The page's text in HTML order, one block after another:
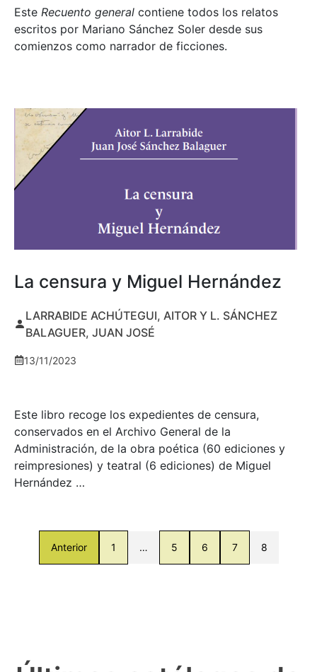
Este Recuento general contiene todos los relatos
escritos por Mariano Sánchez Soler desde sus
comienzos como narrador de ficciones.
La censura y Miguel Hernández
LARRABIDE ACHÚTEGUI, AITOR Y L. SÁNCHEZ
BALAGUER, JUAN JOSÉ
13/11/2023
Este libro recoge los expedientes de censura,
conservados en el Archivo General de la
Administración, de la obra poética (60 ediciones y
reimpresiones) y teatral (6 ediciones) de Miguel
Hernández …
Anterior 1 … 5 6 7 8